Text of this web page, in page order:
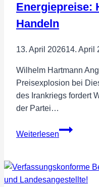
Energiepreise:
Handeln
13. April 202614. April
Wilhelm Hartmann
Preisexplosion bei
des Irankriegs fordert
der Partei…
Weiterlesen
7-
gegen
hohe